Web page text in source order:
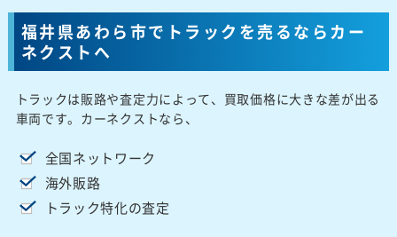
福井県あわら市でトラックを売るならカー
ネクストへ
トラックは販路や査定力によって、買取価格に大きな差が出る
車両です。カーネクストなら、
全国ネットワーク
海外販路
トラック特化の査定